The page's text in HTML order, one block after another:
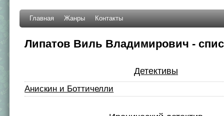
Главная Жанры Контакты
Липатов Виль Владимирович -
Детективы
Анискин и Боттичелли